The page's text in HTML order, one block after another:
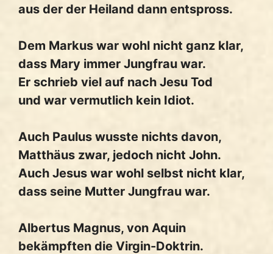
aus der der Heiland dann entspross.
Dem Markus war wohl nicht ganz klar,
dass Mary immer Jungfrau war.
Er schrieb viel auf nach Jesu Tod
und war vermutlich kein Idiot.
Auch Paulus wusste nichts davon,
Matthäus zwar, jedoch nicht John.
Auch Jesus war wohl selbst nicht klar,
dass seine Mutter Jungfrau war.
Albertus Magnus, von Aquin
bekämpften die Virgin-Doktrin.